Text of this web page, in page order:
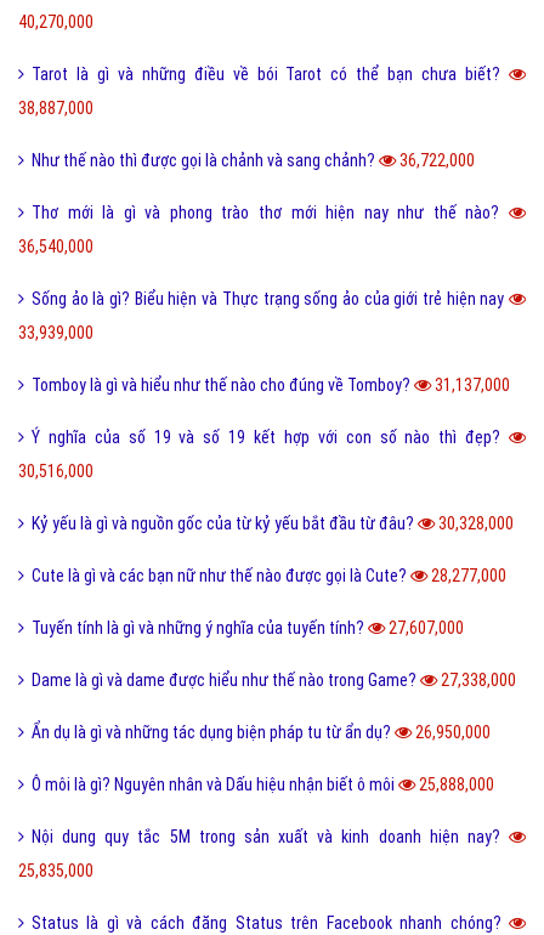
40,270,000
Tarot là gì và những điều về bói Tarot có thể bạn chưa biết?
38,887,000
Như thế nào thì được gọi là chảnh và sang chảnh? 36,722,000
Thơ mới là gì và phong trào thơ mới hiện nay như thế nào?
36,540,000
Sống ảo là gì? Biểu hiện và Thực trạng sống ảo của giới trẻ hiện nay
33,939,000
Tomboy là gì và hiểu như thế nào cho đúng về Tomboy? 31,137,000
Ý nghĩa của số 19 và số 19 kết hợp với con số nào thì đẹp?
30,516,000
Kỷ yếu là gì và nguồn gốc của từ kỷ yếu bắt đầu từ đâu? 30,328,000
Cute là gì và các bạn nữ như thế nào được gọi là Cute? 28,277,000
Tuyến tính là gì và những ý nghĩa của tuyến tính? 27,607,000
Dame là gì và dame được hiểu như thế nào trong Game? 27,338,000
Ẩn dụ là gì và những tác dụng biện pháp tu từ ẩn dụ? 26,950,000
Ô môi là gì? Nguyên nhân và Dấu hiệu nhận biết ô môi 25,888,000
Nội dung quy tắc 5M trong sản xuất và kinh doanh hiện nay?
25,835,000
Status là gì và cách đăng Status trên Facebook nhanh chóng?